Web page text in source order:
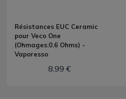
Résistances EUC Ceramic
pour Veco One
(Ohmages:0.6 Ohms) -
Vaporesso
8,99 €